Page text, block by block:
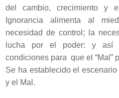
del cambio, crecimiento y
Ignorancia alimenta al
necesidad de control; la
lucha por el poder: y así
condiciones para que el “Mal”
Se ha establecido el
y el Mal.